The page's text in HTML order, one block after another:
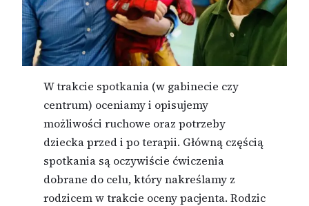
W trakcie spotkania (w gabinecie czy
centrum) oceniamy i opisujemy
możliwości ruchowe oraz potrzeby
dziecka przed i po terapii. Główną częścią
spotkania są oczywiście ćwiczenia
dobrane do celu, który nakreślamy z
rodzicem w trakcie oceny pacjenta. Rodzic